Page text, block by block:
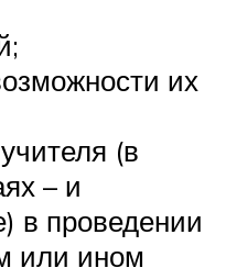
их
(в
– и
в проведении
или ином